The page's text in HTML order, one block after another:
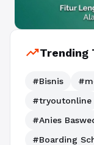
trending_upTrending
#Bisnis
#tryoutonline
#Anies
#Boarding